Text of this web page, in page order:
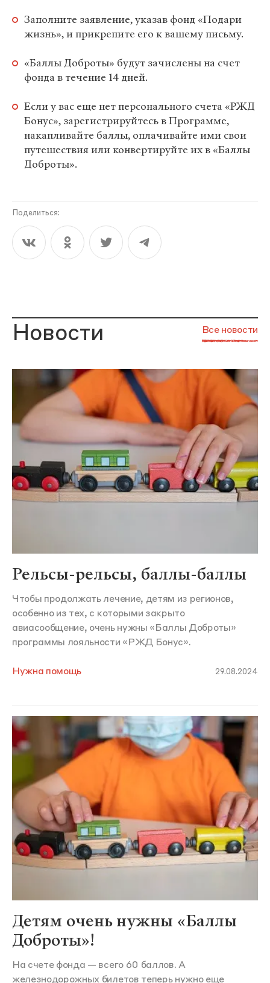
Заполните заявление, указав фонд «Подари
жизнь», и прикрепите его к вашему письму.
«Баллы Доброты» будут зачислены на счет
фонда в течение 14 дней.
Если у вас еще нет персонального счета «РЖД
Бонус», зарегистрируйтесь в Программе,
накапливайте баллы, оплачивайте ими свои
путешествия или конвертируйте их в «Баллы
Доброты».
Поделиться:
Новости Все новости
Рельсы-рельсы, баллы-баллы
Чтобы продолжать лечение, детям из регионов,
особенно из тех, с которыми закрыто
авиасообщение, очень нужны «Баллы Доброты»
программы лояльности «РЖД Бонус».
Нужна помощь 29.08.2024
Детям очень нужны «Баллы
Доброты»!
На счете фонда — всего 60 баллов. А
железнодорожных билетов теперь нужно еще